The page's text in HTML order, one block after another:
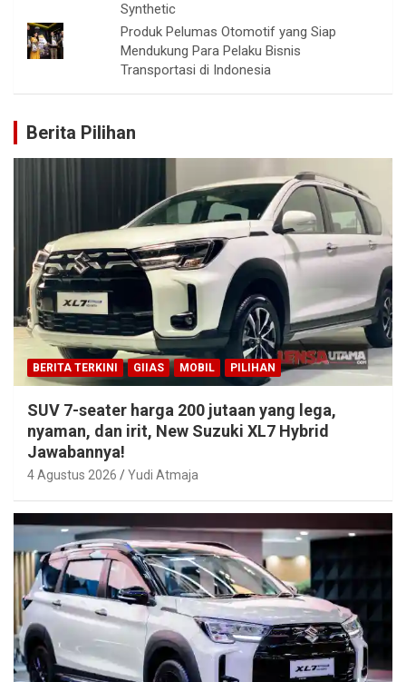
Synthetic
Produk Pelumas Otomotif yang Siap
Mendukung Para Pelaku Bisnis
Transportasi di Indonesia
Berita Pilihan
BERITA TERKINI GIIAS MOBIL PILIHAN
SUV 7-seater harga 200 jutaan yang lega,
nyaman, dan irit, New Suzuki XL7 Hybrid
Jawabannya!
4 Agustus 2026 Yudi Atmaja